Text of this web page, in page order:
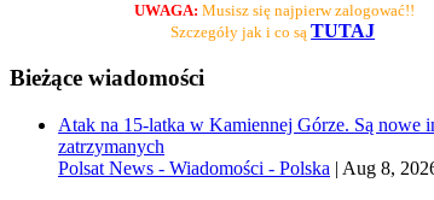
UWAGA: Musisz się najpierw zalogować!!
Szczegóły jak i co sąTUTAJ
Bieżące wiadomości
Atak na 15-latka w Kamiennej Górze. Są nowe
zatrzymanych
Polsat News - Wiadomości - Polska | Aug 8,